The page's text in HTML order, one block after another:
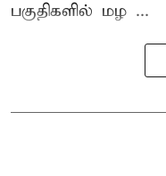
பகுதிகளில் மழ ...